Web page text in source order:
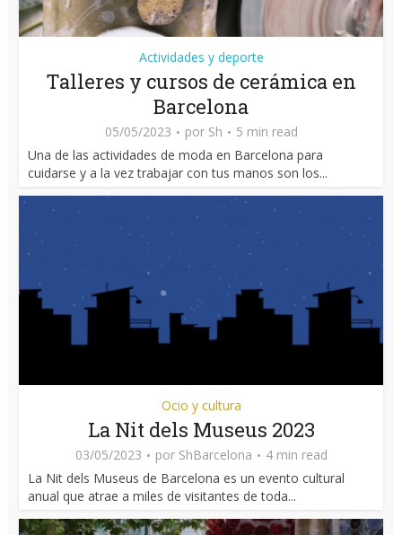
Actividades y deporte
Talleres y cursos de cerámica en
Barcelona
05/05/2023 por Sh
5 min read
Una de las actividades de moda en Barcelona para
cuidarse y a la vez trabajar con tus manos son los...
Ocio y cultura
La Nit dels Museus 2023
03/05/2023 por ShBarcelona
4 min read
La Nit dels Museus de Barcelona es un evento cultural
anual que atrae a miles de visitantes de toda...